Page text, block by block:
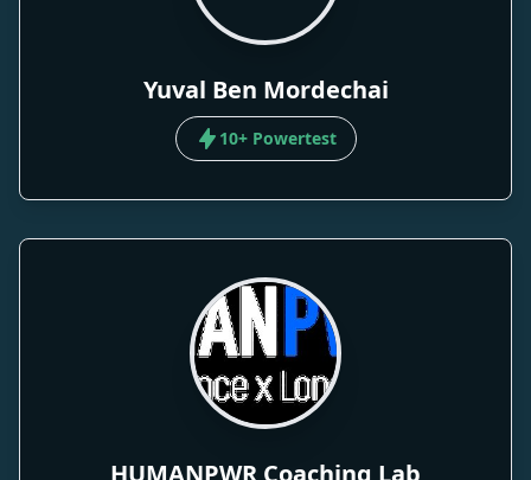
Yuval Ben Mordechai
10+ Powertest
HUMANPWR Coaching Lab